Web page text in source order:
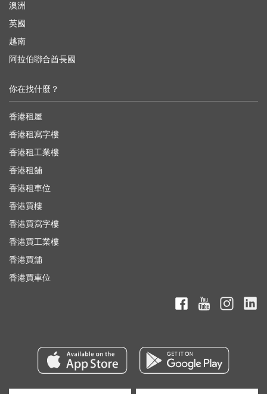
澳洲
英國
越南
阿拉伯聯合酋長國
你在找什麼？
香港租屋
香港租寫字樓
香港租工業樓
香港租舖
香港租車位
香港買樓
香港買寫字樓
香港買工業樓
香港買舖
香港買車位